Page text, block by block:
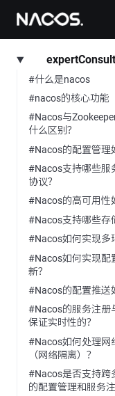
#什么是nacos
#nacos的核心功能
#Nacos与
什么区别？
#Nacos的配置管理
#Nacos支持哪些服
协议？
#Nacos的高可用性
#Nacos支持哪些存
#Nacos如何实现多
#Nacos如何实现配
新？
#Nacos的配置推送
#Nacos的服务注册
保证实时性的？
#Nacos如何处理网
（网络隔离）？
#Nacos是否支持跨
的配置管理和服务注